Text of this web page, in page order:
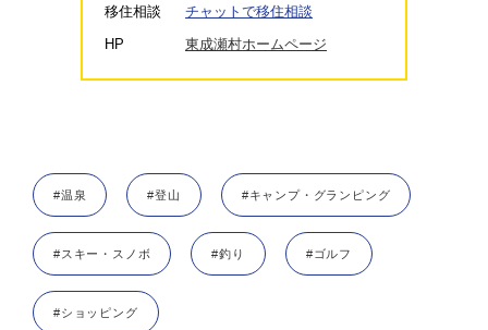
移住相談
チャットで移住相談
HP
東成瀬村ホームページ
#温泉 #登山 #キャンプ・グランピング
#スキー・スノボ #釣り #ゴルフ
#ショッピング